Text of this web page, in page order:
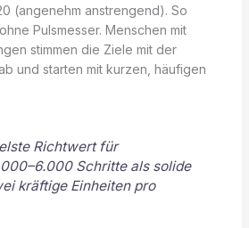
(angenehm anstrengend). So
Pulsmesser. Menschen mit
stimmen die Ziele mit der
und starten mit kurzen, häufigen
Richtwert für
Schritte als solide
kräftige Einheiten pro